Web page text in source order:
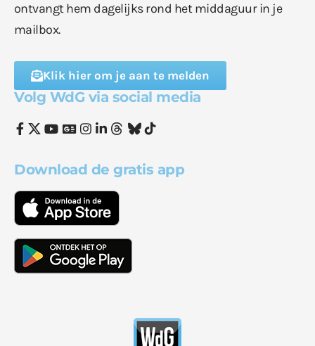
ontvangt hem dagelijks rond het middaguur in je
mailbox.
Klik hier om je aan te melden
Volg WdG via social media
Download de gratis app